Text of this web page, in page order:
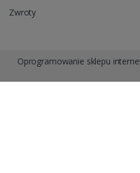
Zwroty
Oprogramowanie sklepu